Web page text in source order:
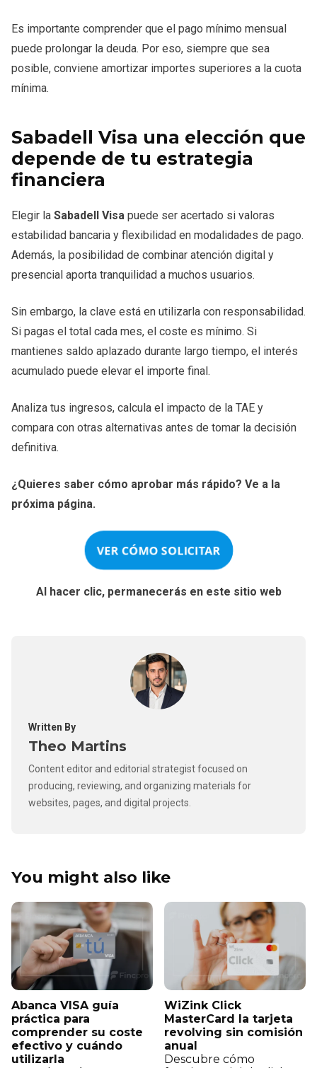
Es importante comprender que el pago mínimo mensual
puede prolongar la deuda. Por eso, siempre que sea
posible, conviene amortizar importes superiores a la cuota
mínima.
Sabadell Visa una elección que
depende de tu estrategia
financiera
Elegir la Sabadell Visa puede ser acertado si valoras
estabilidad bancaria y flexibilidad en modalidades de pago.
Además, la posibilidad de combinar atención digital y
presencial aporta tranquilidad a muchos usuarios.
Sin embargo, la clave está en utilizarla con responsabilidad.
Si pagas el total cada mes, el coste es mínimo. Si
mantienes saldo aplazado durante largo tiempo, el interés
acumulado puede elevar el importe final.
Analiza tus ingresos, calcula el impacto de la TAE y
compara con otras alternativas antes de tomar la decisión
definitiva.
¿Quieres saber cómo aprobar más rápido? Ve a la
próxima página.
VER CÓMO SOLICITAR
Al hacer clic, permanecerás en este sitio web
Written By
Theo Martins
Content editor and editorial strategist focused on
producing, reviewing, and organizing materials for
websites, pages, and digital projects.
You might also like
Abanca VISA guía
práctica para
comprender su coste
efectivo y cuándo
utilizarla
WiZink Click
MasterCard la tarjeta
revolving sin comisión
anual
Descubre cómo